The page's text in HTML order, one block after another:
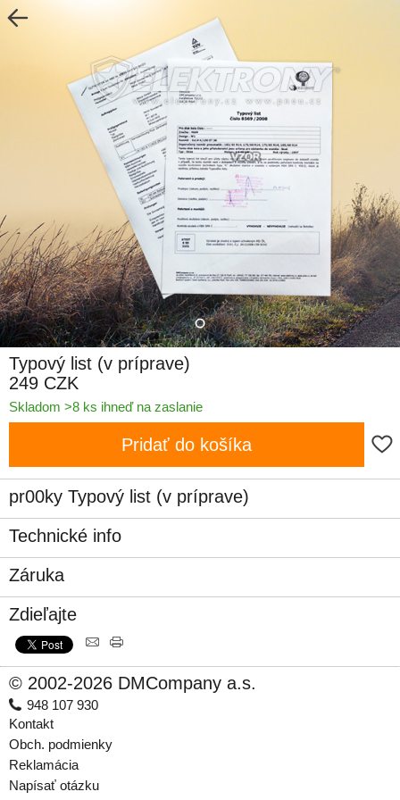
Typový list (v príprave)
249 CZK
Skladom >8 ks ihneď na zaslanie
Pridať do košíka
pr00ky Typový list (v príprave)
Technické info
Záruka
Zdieľajte
© 2002-2026 DMCompany a.s.
948 107 930
Kontakt
Obch. podmienky
Reklamácia
Napísať otázku